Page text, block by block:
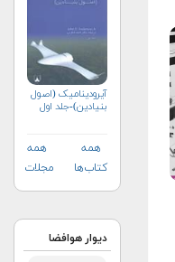
آیرودینامیک (اصول
بنیادین)-جلد اول
همه
کتاب‌ها
همه
مجلات
دیوار هوافضا